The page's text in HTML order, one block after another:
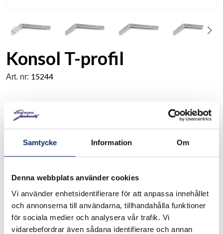
Samtycke Information Om
Denna webbplats använder cookies
Vi använder enhetsidentifierare för att anpassa innehållet
och annonserna till användarna, tillhandahålla funktioner
för sociala medier och analysera vår trafik. Vi
vidarebefordrar även sådana identifierare och annan
Konsol T-profil
Art. nr: 15244
Konsol av varmgalvaniserat stål. eller svartlackad. Angivna
värden för max vikt är beräknade och garanteras ej.
Se måttskiss under produktinformation
I lager
Välj Ytbehandling
Välj Ytbehandling